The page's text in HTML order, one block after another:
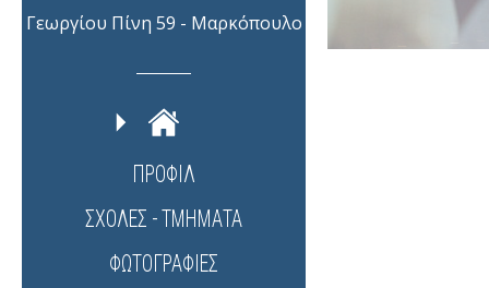
Γεωργίου Πίνη 59 - Μαρκόπουλο
ΠΡΟΦΊΛ
ΣΧΟΛΈΣ - ΤΜΉΜΑΤΑ
ΦΩΤΟΓΡΑΦΊΕΣ